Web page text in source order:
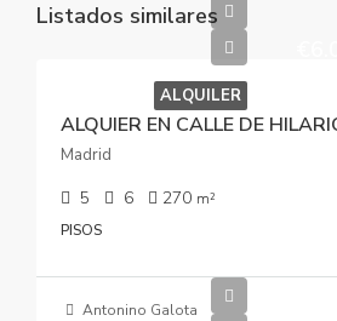
Listados similares
ALQUILER
ALQUIER EN CALLE DE
Madrid
5 6 270 m²
PISOS
Antonino Galota